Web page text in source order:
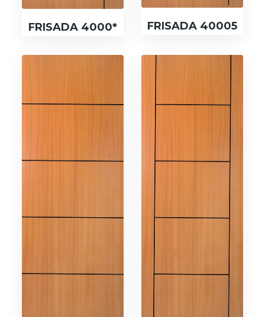
FRISADA 4000* FRISADA 40005